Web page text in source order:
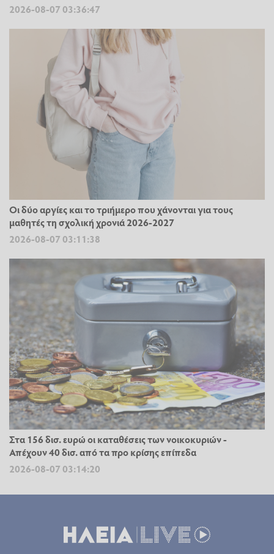
2026-08-07 03:36:47
Οι δύο αργίες και το τριήμερο που χάνονται για τους
μαθητές τη σχολική χρονιά 2026-2027
2026-08-07 03:11:38
Στα 156 δισ. ευρώ οι καταθέσεις των νοικοκυριών -
Απέχουν 40 δισ. από τα προ κρίσης επίπεδα
2026-08-07 03:14:20